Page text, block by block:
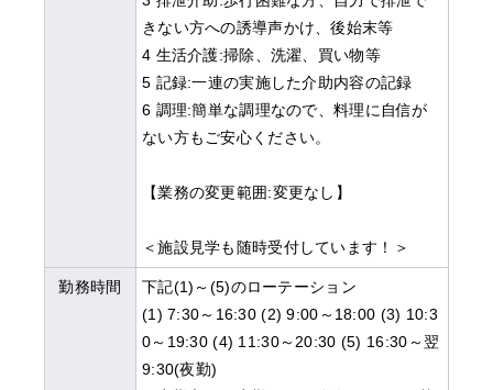
きない方への誘導声かけ、後始末等
4 生活介護:掃除、洗濯、買い物等
5 記録:一連の実施した介助内容の記録
6 調理:簡単な調理なので、料理に自信が
ない方もご安心ください。
【業務の変更範囲:変更なし】
＜施設見学も随時受付しています！＞
勤務時間
下記(1)～(5)のローテーション
(1) 7:30～16:30 (2) 9:00～18:00 (3) 10:3
0～19:30 (4) 11:30～20:30 (5) 16:30～翌
9:30(夜勤)